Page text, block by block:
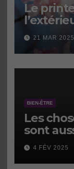
Le
21 MAR 2025
BIEN-ÊTRE
Les
sont
faire.
4 FÉV 2025